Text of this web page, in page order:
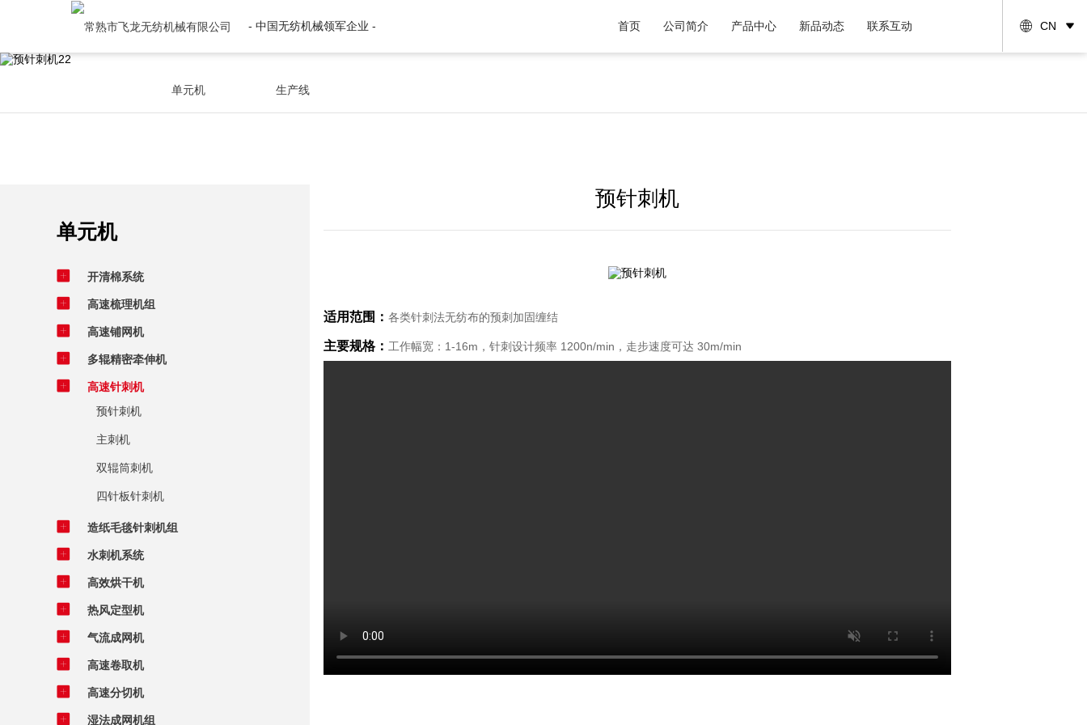
- 中国无纺机械领军企业 - CN
首页 公司简介 产品中心 新品动态 联系互动
单元机 生产线
单元机
开清棉系统
高速梳理机组
高速铺网机
多辊精密牵伸机
高速针刺机
预针刺机
主刺机
双辊筒刺机
四针板针刺机
造纸毛毯针刺机组
水刺机系统
高效烘干机
热风定型机
气流成网机
高速卷取机
高速分切机
湿法成网机组
预针刺机
适用范围： 各类针刺法无纺布的预刺加固缠结
主要规格： 工作幅宽：1-16m，针刺设计频率 1200n/min，走步速度可达 30m/min